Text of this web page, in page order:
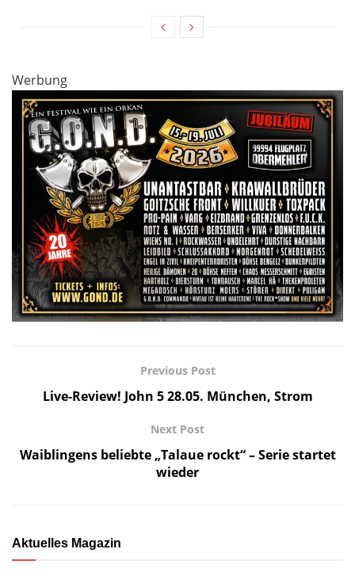
Werbung
Previous Post
Live-Review! John 5 28.05. München, Strom
Next Post
Waiblingens beliebte „Talaue rockt“ – Serie startet
wieder
Aktuelles Magazin